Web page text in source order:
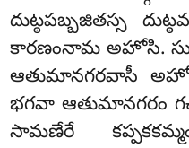
దుట్ఠపబ్బజితస్స
కారణంనామ అహోసి.
ఆతుమానగరవాసీ
భగవా ఆతుమానగరం
సామణేరే